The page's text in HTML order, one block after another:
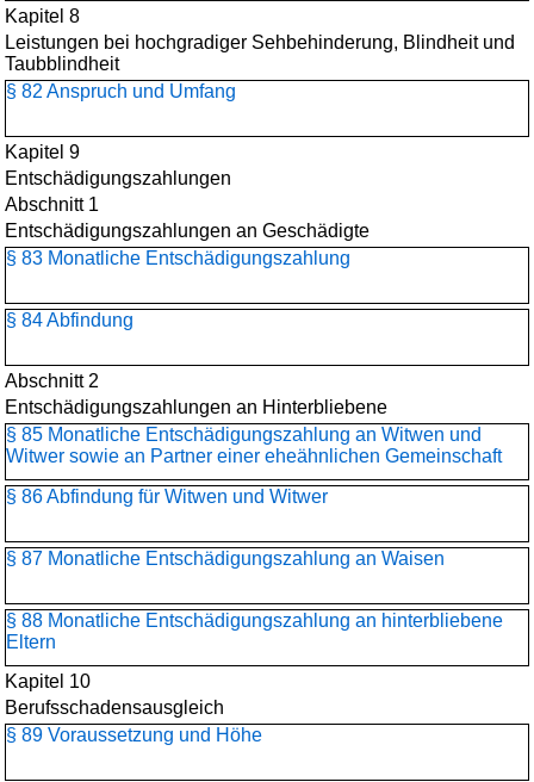
Kapitel 8
Leistungen bei hochgradiger Sehbehinderung, Blindheit und
Taubblindheit
§ 82 Anspruch und Umfang
Kapitel 9
Entschädigungszahlungen
Abschnitt 1
Entschädigungszahlungen an Geschädigte
§ 83 Monatliche Entschädigungszahlung
§ 84 Abfindung
Abschnitt 2
Entschädigungszahlungen an Hinterbliebene
§ 85 Monatliche Entschädigungszahlung an Witwen und
Witwer sowie an Partner einer eheähnlichen Gemeinschaft
§ 86 Abfindung für Witwen und Witwer
§ 87 Monatliche Entschädigungszahlung an Waisen
§ 88 Monatliche Entschädigungszahlung an hinterbliebene
Eltern
Kapitel 10
Berufsschadensausgleich
§ 89 Voraussetzung und Höhe